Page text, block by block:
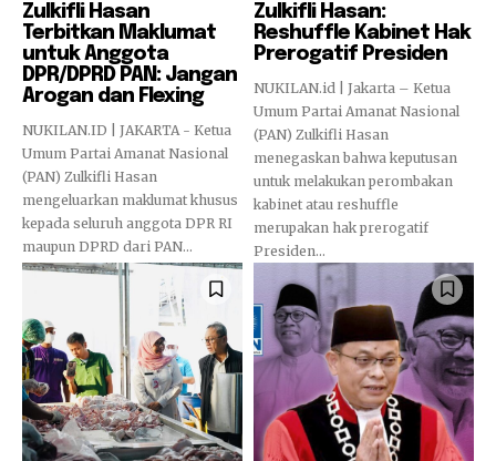
Zulkifli Hasan
Terbitkan Maklumat
untuk Anggota
DPR/DPRD PAN: Jangan
Arogan dan Flexing
NUKILAN.ID | JAKARTA - Ketua
Umum Partai Amanat Nasional
(PAN) Zulkifli Hasan
mengeluarkan maklumat khusus
kepada seluruh anggota DPR RI
maupun DPRD dari PAN...
Zulkifli Hasan:
Reshuffle Kabinet Hak
Prerogatif Presiden
NUKILAN.id | Jakarta – Ketua
Umum Partai Amanat Nasional
(PAN) Zulkifli Hasan
menegaskan bahwa keputusan
untuk melakukan perombakan
kabinet atau reshuffle
merupakan hak prerogatif
Presiden...